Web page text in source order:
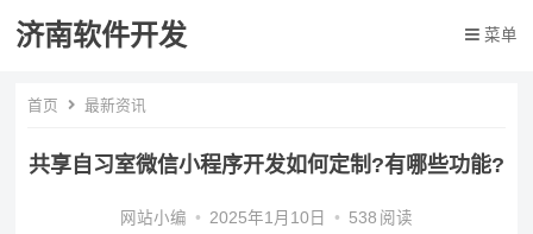
济南软件开发 菜单
首页 最新资讯
共享自习室微信小程序开发如何定制?有哪些功能?
网站小编 • 2025年1月10日 • 538 阅读